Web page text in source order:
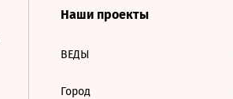
Наши проекты
ВЕДЫ
Город